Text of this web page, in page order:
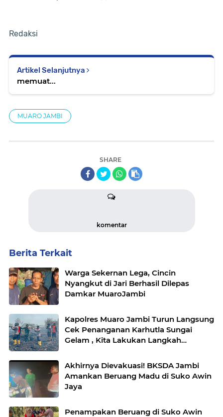
Redaksi
Artikel Selanjutnya
memuat...
MUARO JAMBI
SHARE
komentar
Berita Terkait
Warga Sekernan Lega, Cincin
Nyangkut di Jari Berhasil Dilepas
Damkar MuaroJambi
Kapolres Muaro Jambi Turun Langsung
Cek Penanganan Karhutla Sungai
Gelam , Kita Lakukan Langkah
Akhirnya Dievakuasi! BKSDA Jambi
Amankan Beruang Madu di Suko Awin
Jaya
Penampakan Beruang di Suko Awin